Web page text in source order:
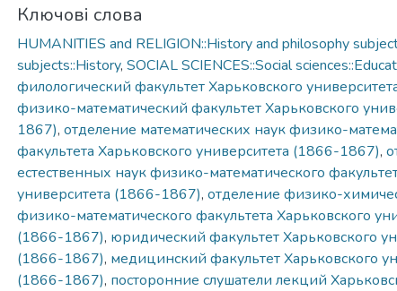
Ключові слова
HUMANITIES and RELIGION::History and philosophy
subjects::History, SOCIAL SCIENCES::Social
филологический факультет Харьковского
физико-математический факультет Харьковского
1867), отделение математических наук физико-
факультетa Харьковского университета (1866-1867),
естественных наук физико-математического
университета (1866-1867), отделение физико-
физико-математического факультетa Харьковского
(1866-1867), юридический факультет Харьковского
(1866-1867), медицинский факультет Харьковского
(1866-1867), посторонние слушатели лекций